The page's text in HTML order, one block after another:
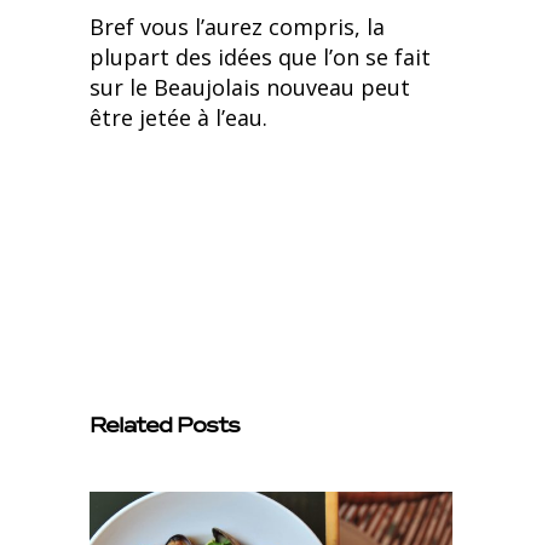
Bref vous l’aurez compris, la
plupart des idées que l’on se fait
sur le Beaujolais nouveau peut
être jetée à l’eau.
Related Posts